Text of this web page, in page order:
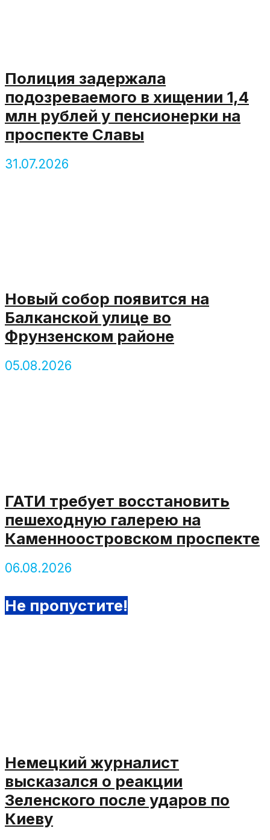
Полиция задержала
подозреваемого в хищении 1,4
млн рублей у пенсионерки на
проспекте Славы
31.07.2026
Новый собор появится на
Балканской улице во
Фрунзенском районе
05.08.2026
ГАТИ требует восстановить
пешеходную галерею на
Каменноостровском проспекте
06.08.2026
Не пропустите!
Немецкий журналист
высказался о реакции
Зеленского после ударов по
Киеву